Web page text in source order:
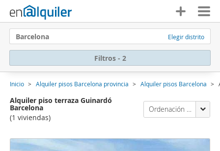
Barcelona Elegir distrito
Filtros - 2
Inicio Alquiler pisos Barcelona provincia Alquiler pisos Barcelona
Alquiler piso terraza Guinardó
Barcelona
(1 viviendas)
Ordenación Enalquiler